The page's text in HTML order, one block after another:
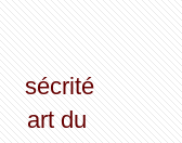
sécrité
art du